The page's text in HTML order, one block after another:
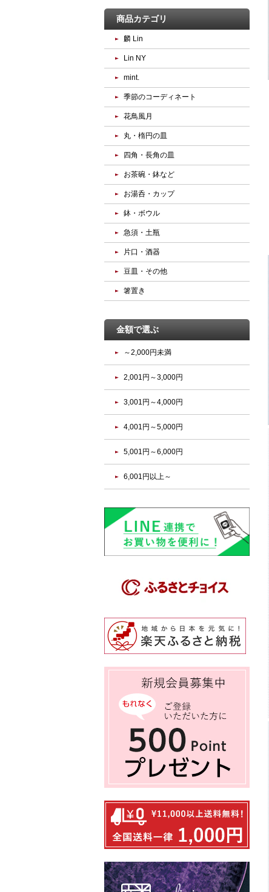
商品カテゴリ
麟 Lin
Lin NY
mint.
季節のコーディネート
花鳥風月
丸・楕円の皿
四角・長角の皿
お茶碗・鉢など
お湯呑・カップ
鉢・ボウル
急須・土瓶
片口・酒器
豆皿・その他
箸置き
金額で選ぶ
～2,000円未満
2,001円～3,000円
3,001円～4,000円
4,001円～5,000円
5,001円～6,000円
6,001円以上～